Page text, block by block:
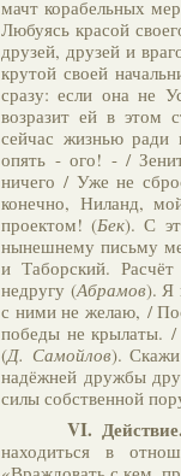
мачт корабельных
Любуясь красой
друзей, друзей и
крутой своей
сразу: если она не
возразит ей в этом
сейчас жизнью ради
опять - ого! - /
ничего / Уже не
конечно, Ниланд,
проектом! (Бек). С
нынешнему письму
и Таборский.
недругу (Абрамов). Я
с ними не желаю, /
победы не крылаты. /
(Д. Самойлов).
надёжней дружбы
силы собственной
VI. Действие.
находиться в